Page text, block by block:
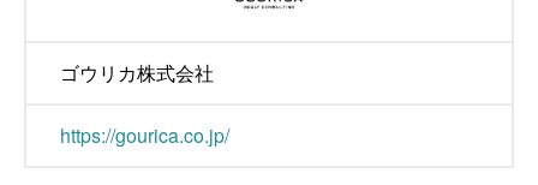
ゴウリカ株式会社
https://gourica.co.jp/